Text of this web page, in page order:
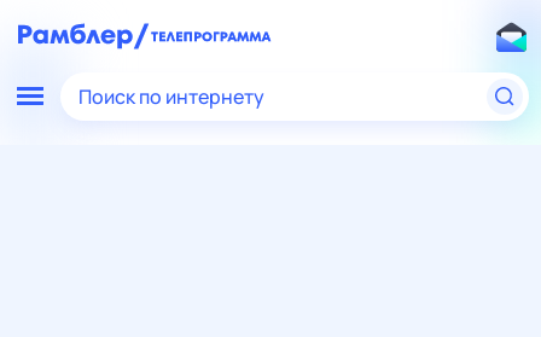
Поиск по интернету